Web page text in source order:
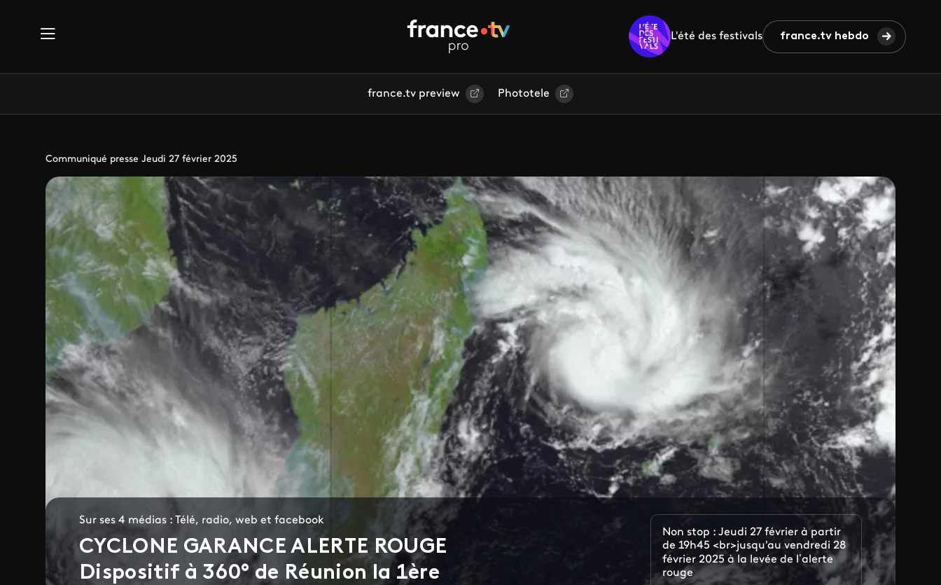
L'été des festivals france.tv hebdo
france.tv preview Phototele
Communiqué presse Jeudi 27 février 2025
Sur ses 4 médias : Télé, radio, web et facebook
CYCLONE GARANCE ALERTE ROUGE
Dispositif à 360° de Réunion la 1ère
Non stop : Jeudi 27 février à partir
de 19h45 <br>jusqu'au vendredi 28
février 2025 à la levée de l’alerte
rouge